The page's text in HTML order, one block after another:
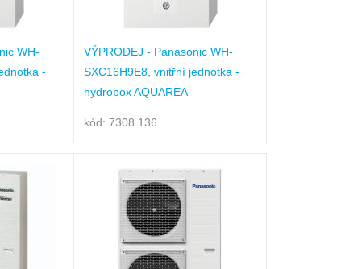
WH-
-
VÝPRODEJ - Panasonic WH-
SXC16H9E8, vnitřní jednotka -
hydrobox AQUAREA
kód: 7308.136